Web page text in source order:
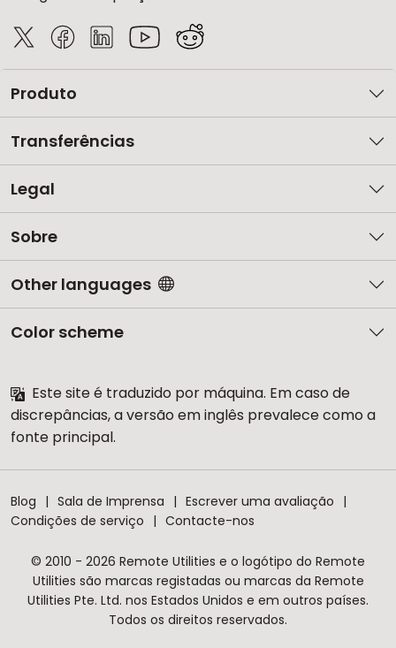
Produto
Transferências
Legal
Sobre
Other languages
Color scheme
Este site é traduzido por máquina. Em caso de
discrepâncias, a versão em inglês prevalece como a
fonte principal.
Blog Sala de Imprensa
Escrever uma avaliação
Condições de serviço
Contacte-nos
© 2010 - 2026 Remote Utilities e o logótipo do Remote
Utilities são marcas registadas ou marcas da Remote
Utilities Pte. Ltd. nos Estados Unidos e em outros países.
Todos os direitos reservados.